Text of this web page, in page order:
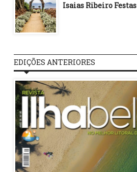
Isaias Ribeiro Festas
EDIÇÕES ANTERIORES